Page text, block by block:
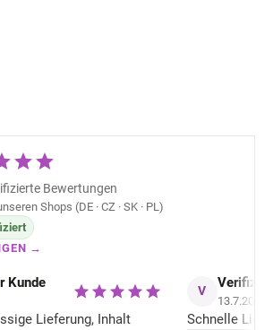
Bewertungen
Shops (DE · CZ · SK · PL)
→
Kunde
Lieferung, Inhalt
V
13.7.2026
Schnelle